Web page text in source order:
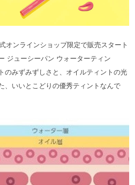
オンラインショップ限定で販売スタート
ジューシーパン ウォーターティン
のみずみずしさと、オイルティントの光
、いいとこどりの優秀ティントなんで